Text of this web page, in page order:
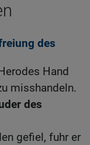
des
Hand
misshandeln.
des
gefiel, fuhr er